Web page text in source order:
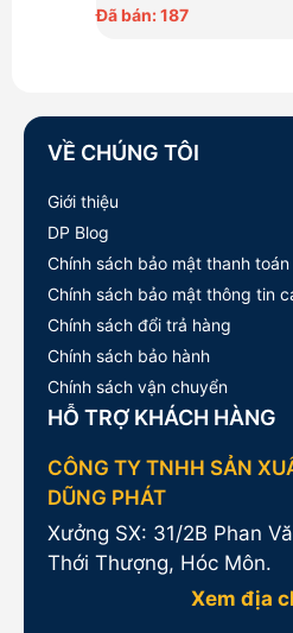
Đã bán: 187
VỀ CHÚNG TÔI
Giới thiệu
DP Blog
Chính sách bảo mật thanh toán
Chính sách bảo mật thông tin
Chính sách đổi trả hàng
Chính sách bảo hành
Chính sách vận chuyển
HỖ TRỢ KHÁCH HÀNG
CÔNG TY TNHH SẢN
DŨNG PHÁT
Xưởng SX: 31/2B Phan
Thới Thượng, Hóc Môn.
Xem địa